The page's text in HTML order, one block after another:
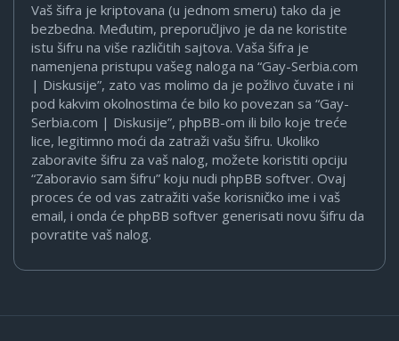
Vaš šifra je kriptovana (u jednom smeru) tako da je
bezbedna. Međutim, preporučljivo je da ne koristite
istu šifru na više različitih sajtova. Vaša šifra je
namenjena pristupu vašeg naloga na “Gay-Serbia.com
| Diskusije”, zato vas molimo da je požlivo čuvate i ni
pod kakvim okolnostima će bilo ko povezan sa “Gay-
Serbia.com | Diskusije”, phpBB-om ili bilo koje treće
lice, legitimno moći da zatraži vašu šifru. Ukoliko
zaboravite šifru za vaš nalog, možete koristiti opciju
“Zaboravio sam šifru” koju nudi phpBB softver. Ovaj
proces će od vas zatražiti vaše korisničko ime i vaš
email, i onda će phpBB softver generisati novu šifru da
povratite vaš nalog.